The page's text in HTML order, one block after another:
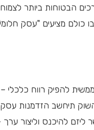
הבטוחות ביותר לצמוח
מציעים "עסק
להפיק רווח
תיחשב הזדמנות
ליזם להיכנס וליצור ערך